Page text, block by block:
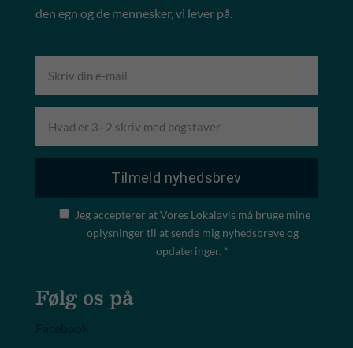
den egn og de mennesker, vi lever på.
Jeg accepterer at Vores Lokalavis må bruge mine
oplysninger til at sende mig nyhedsbreve og
opdateringer. *
Følg os på